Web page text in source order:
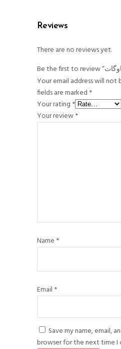
Reviews
There are no reviews yet.
Your email address will not
fields are marked *
Your rating *
Your review*
Name *
Email *
Save my name, email,
browser for the next time I